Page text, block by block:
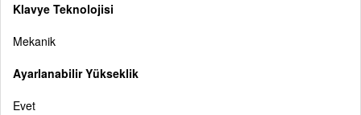
Klavye Teknolojisi
Mekanik
Ayarlanabilir Yükseklik
Evet